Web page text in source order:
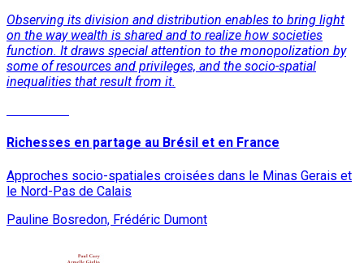
Observing its division and distribution enables to bring light
on the way wealth is shared and to realize how societies
function. It draws special attention to the monopolization by
some of resources and privileges, and the socio-spatial
inequalities that result from it.
Richesses en partage au Brésil et en France
Approches socio-spatiales croisées dans le Minas Gerais et
le Nord-Pas de Calais
Pauline Bosredon, Frédéric Dumont